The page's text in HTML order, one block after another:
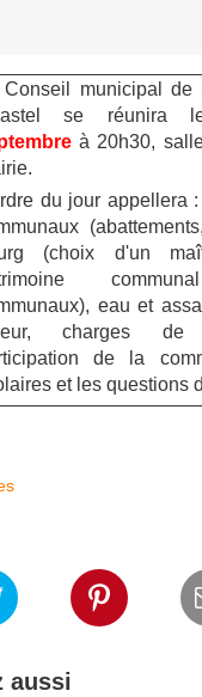
Conseil municipal de
se réunira
à 20h30,
du jour appellera
(choix d'un
eau et
charges de
de la
et les questions
aussi